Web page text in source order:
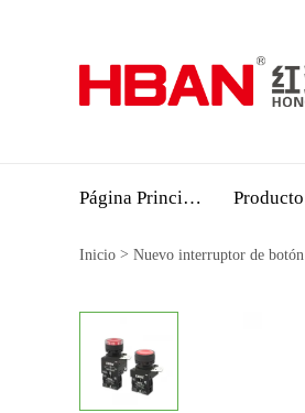
Página Principal Producto
Inicio > Nuevo interruptor de botón